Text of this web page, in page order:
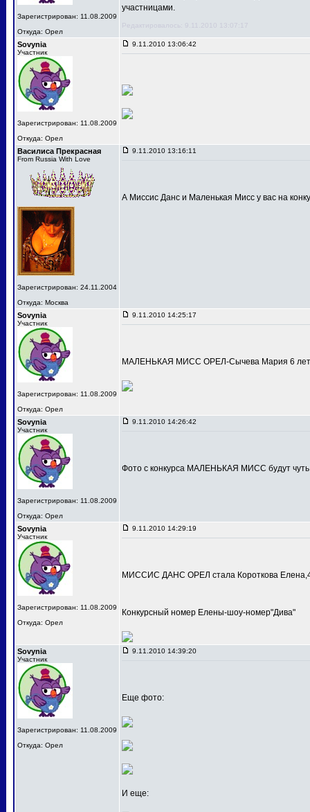
Зарегистрирован: 11.08.2009
Откуда: Орел
участницами.
Редактировалось: 9.11.2010 13:07:17
Sovynia
Участник
Зарегистрирован: 11.08.2009
Откуда: Орел
9.11.2010 13:06:42
Василиса Прекрасная
From Russia With Love
Зарегистрирован: 24.11.2004
Откуда: Москва
9.11.2010 13:16:11
А Миссис Данс и Маленькая Мисс у вас на
Sovynia
Участник
Зарегистрирован: 11.08.2009
Откуда: Орел
9.11.2010 14:25:17
МАЛЕНЬКАЯ МИСС ОРЕЛ-Сычева Мария 6
Sovynia
Участник
Зарегистрирован: 11.08.2009
Откуда: Орел
9.11.2010 14:26:42
Фото с конкурса МАЛЕНЬКАЯ МИСС будут
Sovynia
Участник
Зарегистрирован: 11.08.2009
Откуда: Орел
9.11.2010 14:29:19
МИССИС ДАНС ОРЕЛ стала Короткова
Конкурсный номер Елены-шоу-номер"Дива"
Sovynia
Участник
Зарегистрирован: 11.08.2009
Откуда: Орел
9.11.2010 14:39:20
Еще фото:
И еще: